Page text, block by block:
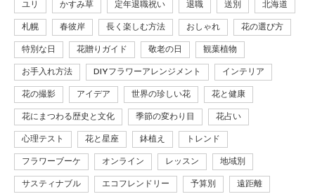
ユリ かすみ草 定年退職祝い 退職 送別 北海道
札幌 春彼岸 長く楽しむ方法 おしゃれ 花の選び方
特別な日 花贈りガイド 敬老の日 観葉植物
お手入れ方法 DIYフラワーアレンジメント インテリア
花の撮影 アイデア 世界の珍しい花 花と健康
花にまつわる歴史と文化 季節の変わり目 花占い
心理テスト 花と星座 鉢植え トレンド
フラワーブーケ オンライン レッスン 地域別
サスティナブル エコフレンドリー 予算別 遠距離